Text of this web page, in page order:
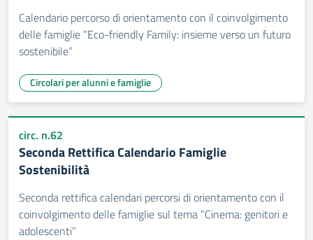
Calendario percorso di orientamento con il coinvolgimento
delle famiglie “Eco-friendly Family: insieme verso un futuro
sostenibile”
Circolari per alunni e famiglie
circ. n.62
Seconda Rettifica Calendario Famiglie
Sostenibilità
Seconda rettifica calendari percorsi di orientamento con il
coinvolgimento delle famiglie sul tema “Cinema: genitori e
adolescenti”